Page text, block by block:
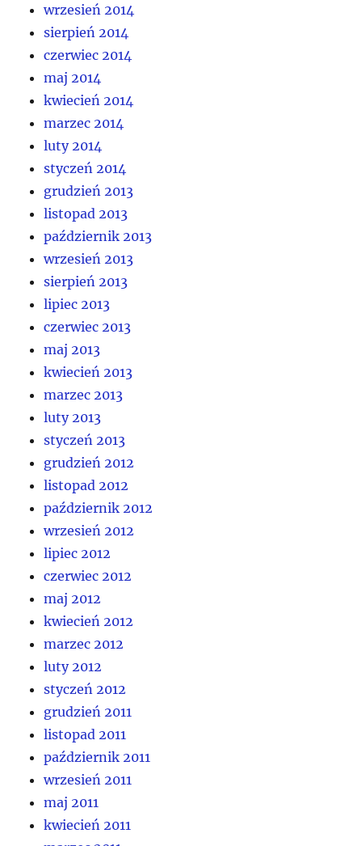
wrzesień 2014
sierpień 2014
czerwiec 2014
maj 2014
kwiecień 2014
marzec 2014
luty 2014
styczeń 2014
grudzień 2013
listopad 2013
październik 2013
wrzesień 2013
sierpień 2013
lipiec 2013
czerwiec 2013
maj 2013
kwiecień 2013
marzec 2013
luty 2013
styczeń 2013
grudzień 2012
listopad 2012
październik 2012
wrzesień 2012
lipiec 2012
czerwiec 2012
maj 2012
kwiecień 2012
marzec 2012
luty 2012
styczeń 2012
grudzień 2011
listopad 2011
październik 2011
wrzesień 2011
maj 2011
kwiecień 2011